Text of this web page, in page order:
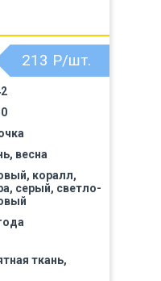
весна
коралл,
серый, светло-
ткань,
213 Р/шт.